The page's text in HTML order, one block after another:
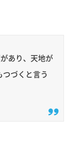
あり、天地が
づくと言う